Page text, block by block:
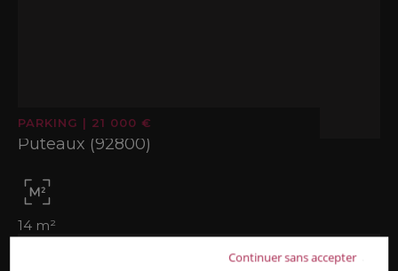
PARKING | 21 000 €
Puteaux (92800)
14 m²
Continuer sans accepter